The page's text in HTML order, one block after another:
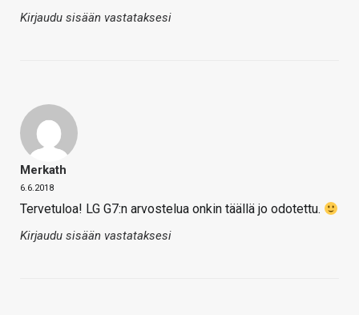
Kirjaudu sisään vastataksesi
Merkath
6.6.2018
Tervetuloa! LG G7:n arvostelua onkin täällä jo odotettu.
Kirjaudu sisään vastataksesi